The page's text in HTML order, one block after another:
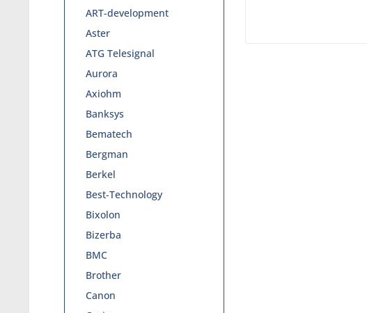
ART-development
Aster
ATG Telesignal
Aurora
Axiohm
Banksys
Bematech
Bergman
Berkel
Best-Technology
Bixolon
Bizerba
BMC
Brother
Canon